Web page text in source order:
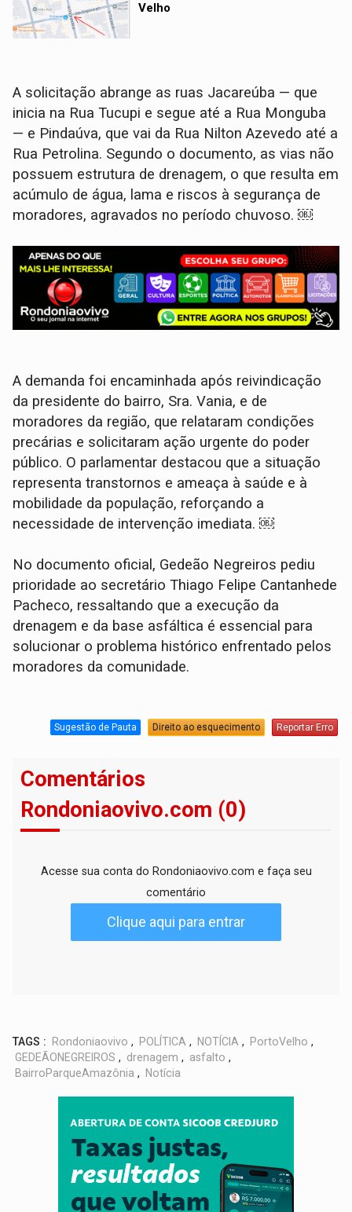
Velho
A solicitação abrange as ruas Jacareúba — que
inicia na Rua Tucupi e segue até a Rua Monguba
— e Pindaúva, que vai da Rua Nilton Azevedo até a
Rua Petrolina. Segundo o documento, as vias não
possuem estrutura de drenagem, o que resulta em
acúmulo de água, lama e riscos à segurança de
moradores, agravados no período chuvoso. ￼
A demanda foi encaminhada após reivindicação
da presidente do bairro, Sra. Vania, e de
moradores da região, que relataram condições
precárias e solicitaram ação urgente do poder
público. O parlamentar destacou que a situação
representa transtornos e ameaça à saúde e à
mobilidade da população, reforçando a
necessidade de intervenção imediata. ￼
No documento oficial, Gedeão Negreiros pediu
prioridade ao secretário Thiago Felipe Cantanhede
Pacheco, ressaltando que a execução da
drenagem e da base asfáltica é essencial para
solucionar o problema histórico enfrentado pelos
moradores da comunidade.
Sugestão de Pauta Direito ao esquecimento Reportar Erro
Comentários
Rondoniaovivo.com (0)
Acesse sua conta do Rondoniaovivo.com e faça seu
comentário
Clique aqui para entrar
TAGS : Rondoniaovivo , POLÍTICA , NOTÍCIA , PortoVelho ,
GEDEÃONEGREIROS , drenagem , asfalto ,
BairroParqueAmazônia , Notícia